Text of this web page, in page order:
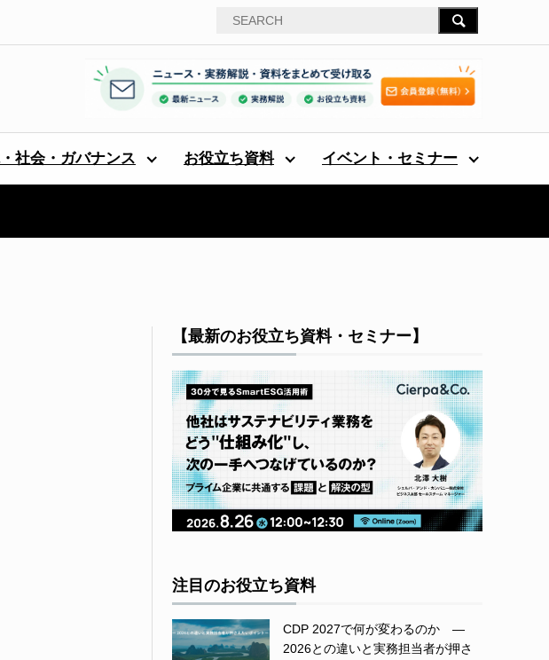
社会・ガバナンス お役立ち資料 イベント・セミナー
【最新のお役立ち資料・セミナー】
注目のお役立ち資料
CDP 2027で何が変わるのか ―
2026との違いと実務担当者が押さ